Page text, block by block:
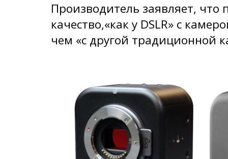
Производитель заявляет, что
качество,«как у DSLR» с
чем «с другой традиционной